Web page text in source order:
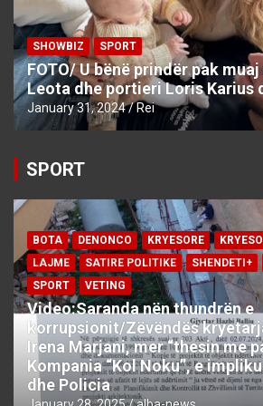
SHOWBIZ SPORT
FOTO/ U bënë prindër pak
Leota dhe portieri Loris
January 31, 2024 Rei
SPORT
BOTA DENONCO KRYESORE
LAJME
SATIRE POLITIKE SHENDETI+
SPORT
VETING
Video:Saranda nën thundrën e
korrupsionit/Zëvëndës
Irena Marjani, mer “thesin me
Kompania “Kol Noku”, e
dhe Policia